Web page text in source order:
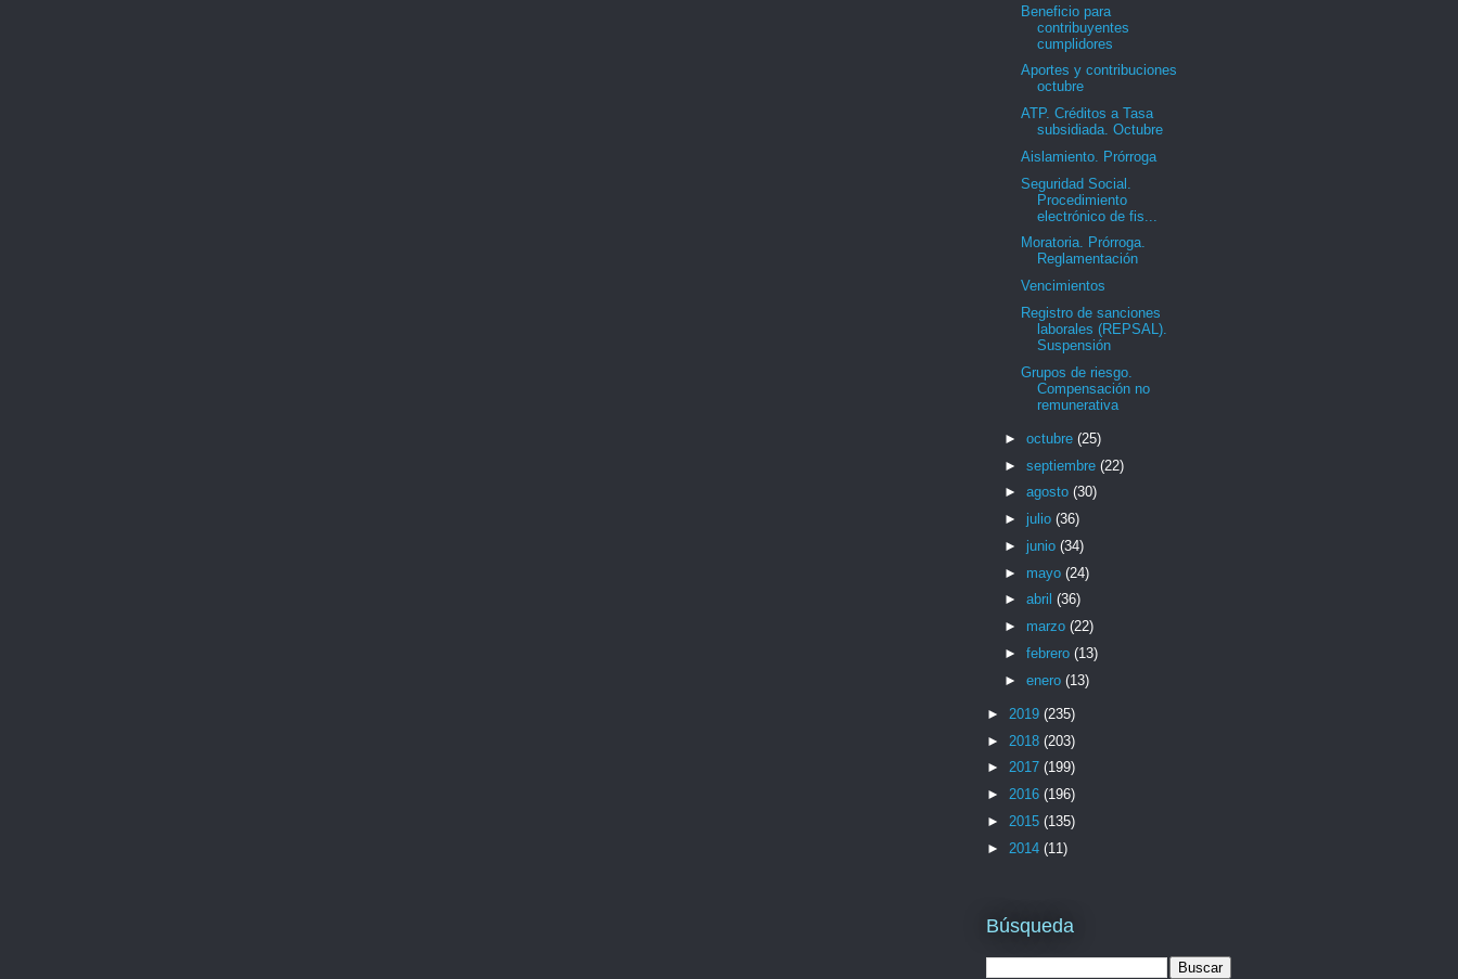
Beneficio para
contribuyentes
cumplidores
Aportes y contribuciones
octubre
ATP. Créditos a Tasa
subsidiada. Octubre
Aislamiento. Prórroga
Seguridad Social.
Procedimiento
electrónico de fis...
Moratoria. Prórroga.
Reglamentación
Vencimientos
Registro de sanciones
laborales (REPSAL).
Suspensión
Grupos de riesgo.
Compensación no
remunerativa
► octubre (25)
► septiembre (22)
► agosto (30)
► julio (36)
► junio (34)
► mayo (24)
► abril (36)
► marzo (22)
► febrero (13)
► enero (13)
► 2019 (235)
► 2018 (203)
► 2017 (199)
► 2016 (196)
► 2015 (135)
► 2014 (11)
Búsqueda